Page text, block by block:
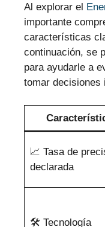
Al explorar el
importante
características
continuación, se
para ayudarle a
tomar decisiones
📈 Tasa de
declarada
🛠 Tecnología